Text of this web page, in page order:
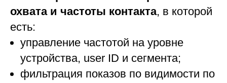
охвата и частоты контакта, в которой
есть:
управление частотой на уровне
устройства, user ID и сегмента;
фильтрация показов по видимости по